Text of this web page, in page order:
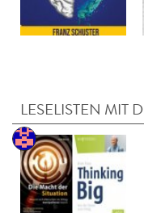
LESELISTEN MIT